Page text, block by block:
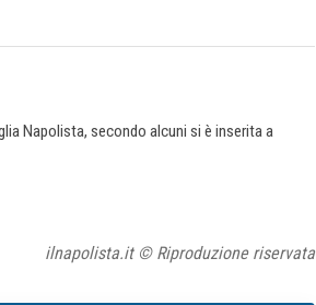
Napolista, secondo alcuni si è inserita a
ilnapolista.it © Riproduzione riservata